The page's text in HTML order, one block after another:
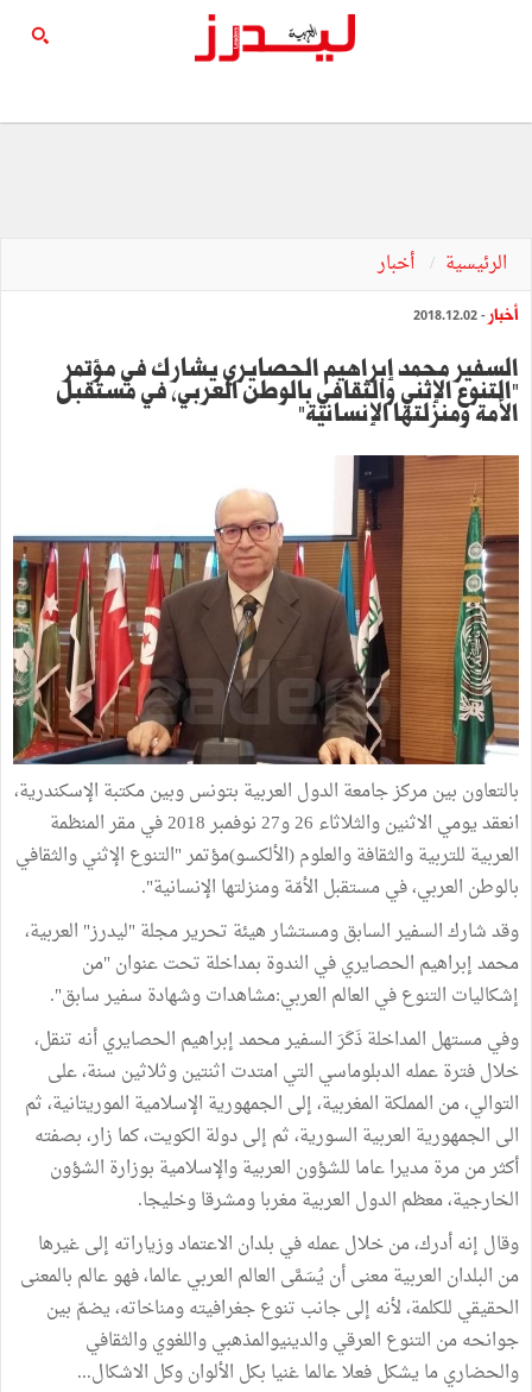
الرئيسية أخبار
أخبار - 2018.12.02
السفير محمد إبراهيم الحصايري يشارك في مؤتمر
"التنوع الإثني والثقافي بالوطن العربي، في مستقبل
الأمة ومنزلتها الإنسانية"
بالتعاون بين مركز جامعة الدول العربية بتونس وبين مكتبة الإسكندرية،
انعقد يومي الاثنين والثلاثاء 26 و27 نوفمبر 2018 في مقر المنظمة
العربية للتربية والثقافة والعلوم (الألكسو)مؤتمر "التنوع الإثني والثقافي
بالوطن العربي، في مستقبل الأمّة ومنزلتها الإنسانية".
وقد شارك السفير السابق ومستشار هيئة تحرير مجلة "ليدرز" العربية،
محمد إبراهيم الحصايري في الندوة بمداخلة تحت عنوان "من
إشكاليات التنوع في العالم العربي:مشاهدات وشهادة سفير سابق".
وفي مستهل المداخلة ذَكَرَ السفير محمد إبراهيم الحصايري أنه تنقل،
خلال فترة عمله الدبلوماسي التي امتدت اثنتين وثلاثين سنة، على
التوالي، من المملكة المغربية، إلى الجمهورية الإسلامية الموريتانية، ثم
الى الجمهورية العربية السورية، ثم إلى دولة الكويت، كما زار، بصفته
أكثر من مرة مديرا عاما للشؤون العربية والإسلامية بوزارة الشؤون
الخارجية، معظم الدول العربية مغربا ومشرقا وخليجا.
وقال إنه أدرك، من خلال عمله في بلدان الاعتماد وزياراته إلى غيرها
من البلدان العربية معنى أن يُسَمَّى العالم العربي عالما، فهو عالم بالمعنى
الحقيقي للكلمة، لأنه إلى جانب تنوع جغرافيته ومناخاته، يضمّ بين
جوانحه من التنوع العرقي والدينيوالمذهبي واللغوي والثقافي
والحضاري ما يشكل فعلا عالما غنيا بكل الألوان وكل الاشكال...